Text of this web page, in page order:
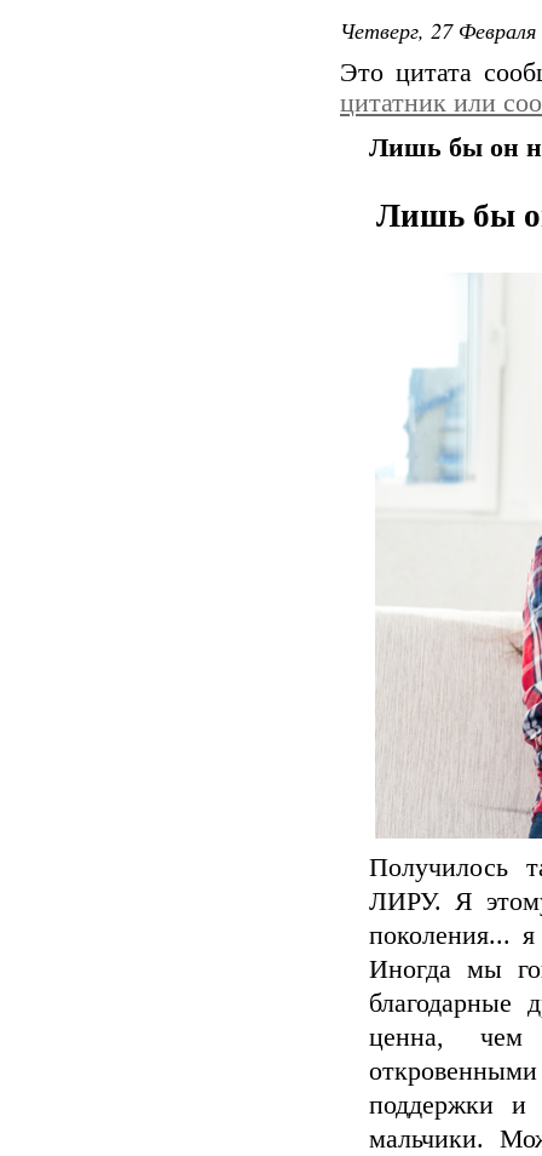
Четверг, 27
Это цитата
цитатник или
Лишь бы он
Лишь бы
Получилось
ЛИРУ. Я
поколения...
Иногда мы
благодарные
ценна, чем
поддержки и
мальчики.